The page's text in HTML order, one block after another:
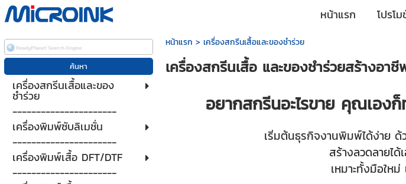
หน้าแรก โปรโ
เครื่องสกรีนเสื้อและของ
ชำร่วย
----------------------
เครื่องพิมพ์ซับลิเมชั่น
----------------------
เครื่องพิมพ์เสื้อ DFT/DTF
----------------------
หน้าแรก > เครื่องสกรีนเสื้อและของชำร่วย
เครื่องสกรีนเสื้อ และของชำร่วยสร้างอ
อยากสกรีนอะไรขาย คุณเอง
เริ่มต้นธุรกิจงานพิมพ์ได้ง่าย ด้
สร้างลวดลายไ
เหมาะทั้งมือให